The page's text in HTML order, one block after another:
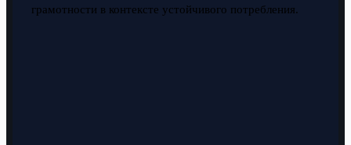
грамотности в контексте устойчивого потребления.